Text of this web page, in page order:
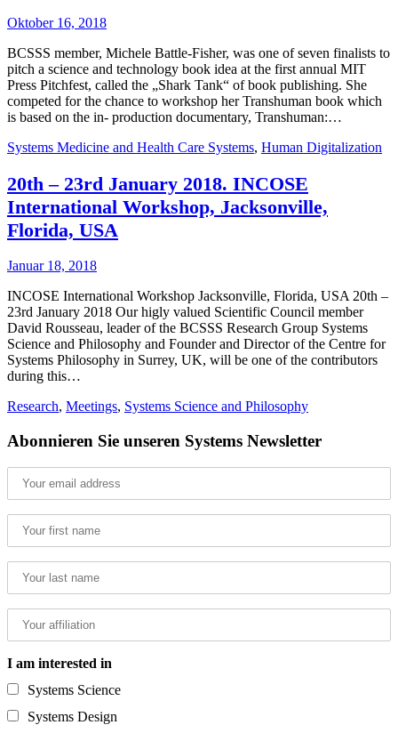
Oktober 16, 2018
BCSSS member, Michele Battle-Fisher, was one of seven finalists to
pitch a science and technology book idea at the first annual MIT
Press Pitchfest, called the „Shark Tank“ of book publishing. She
competed for the chance to workshop her Transhuman book which
is based on the in- production documentary, Transhuman:…
Systems Medicine and Health Care Systems, Human Digitalization
20th – 23rd January 2018. INCOSE
International Workshop, Jacksonville,
Florida, USA
Januar 18, 2018
INCOSE International Workshop Jacksonville, Florida, USA 20th –
23rd January 2018 Our higly valued Scientific Council member
David Rousseau, leader of the BCSSS Research Group Systems
Science and Philosophy and Founder and Director of the Centre for
Systems Philosophy in Surrey, UK, will be one of the contributors
during this…
Research, Meetings, Systems Science and Philosophy
Abonnieren Sie unseren Systems Newsletter
I am interested in
Systems Science
Systems Design